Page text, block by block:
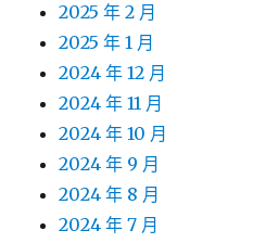
2025 年 2 月
2025 年 1 月
2024 年 12 月
2024 年 11 月
2024 年 10 月
2024 年 9 月
2024 年 8 月
2024 年 7 月